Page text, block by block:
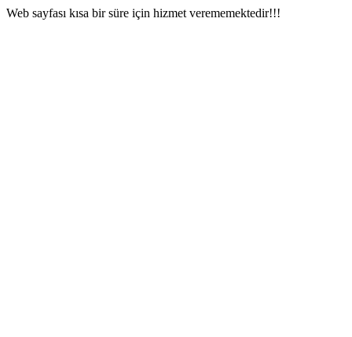
Web sayfası kısa bir süre için hizmet verememektedir!!!